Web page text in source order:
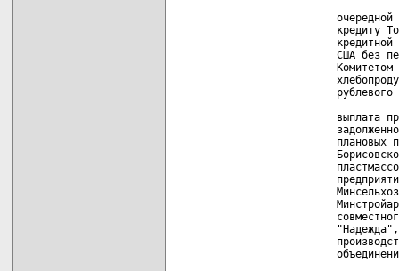
очередной
кредиту
кредитной
США без
Комитетом
рублевого
выплата
плановых
                  "Надежда",